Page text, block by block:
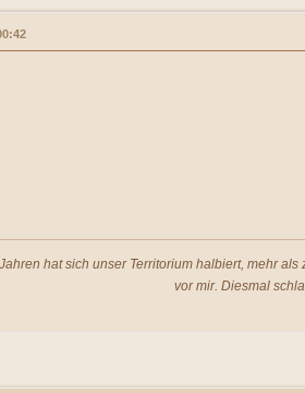
hat sich unser Territorium halbiert, mehr
vor mir. Diesmal